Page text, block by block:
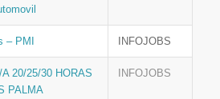
– PMI INFOJOBS
20/25/30 HORAS
PALMA
INFOJOBS